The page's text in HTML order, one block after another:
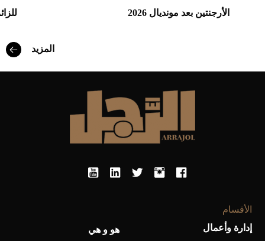
الأرجنتين بعد مونديال 2026
المزيد
الأقسام
إدارة وأعمال
هو و هي